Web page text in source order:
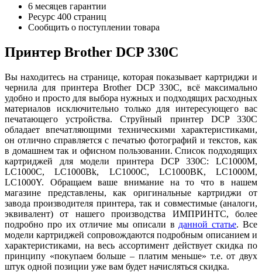
6 месяцев гарантии
Ресурс 400 страниц
Сообщить о поступлении товара
Принтер Brother DCP 330C
Вы находитесь на странице, которая показывает картриджи и
чернила для принтера Brother DCP 330C, всё максимально
удобно и просто для выбора нужных и подходящих расходных
материалов исключительно только для интересующего вас
печатающего устройства. Струйный принтер DCP 330C
обладает впечатляющими техническими характеристиками,
он отлично справляется с печатью фотографий и текстов, как
в домашнем так и офисном пользовании. Список подходящих
картриджей для модели принтера DCP 330C: LC1000M,
LC1000C, LC1000Bk, LC1000C, LC1000BK, LC1000M,
LC1000Y. Обращаем ваше внимание на то что в нашем
магазине представлены, как оригинальные картриджи от
завода производителя принтера, так и совместимые (аналоги,
эквивалент) от нашего производства ИМПРИНТС, более
подробно про их отличие мы описали в данной статье. Все
модели картриджей сопровождаются подробным описанием и
характеристиками, на весь ассортимент действует скидка по
принципу «покупаем больше – платим меньше» т.е. от двух
штук одной позиции уже вам будет начисляться скидка.